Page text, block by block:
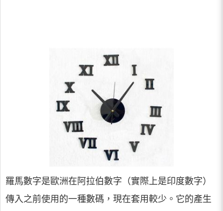
羅馬數字是歐洲在阿拉伯數字（實際上是印度數字）
傳入之前使用的一種數碼，現在套用較少。它的產生